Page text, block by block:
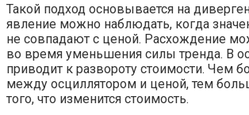
Такой подход основывается на
явление можно наблюдать, когда
не совпадают с ценой. Расхождение
во время уменьшения силы тренда. В
приводит к развороту стоимости. Чем
между осциллятором и ценой, тем
того, что изменится стоимость.